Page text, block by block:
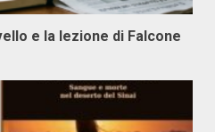
e la lezione di Falcone